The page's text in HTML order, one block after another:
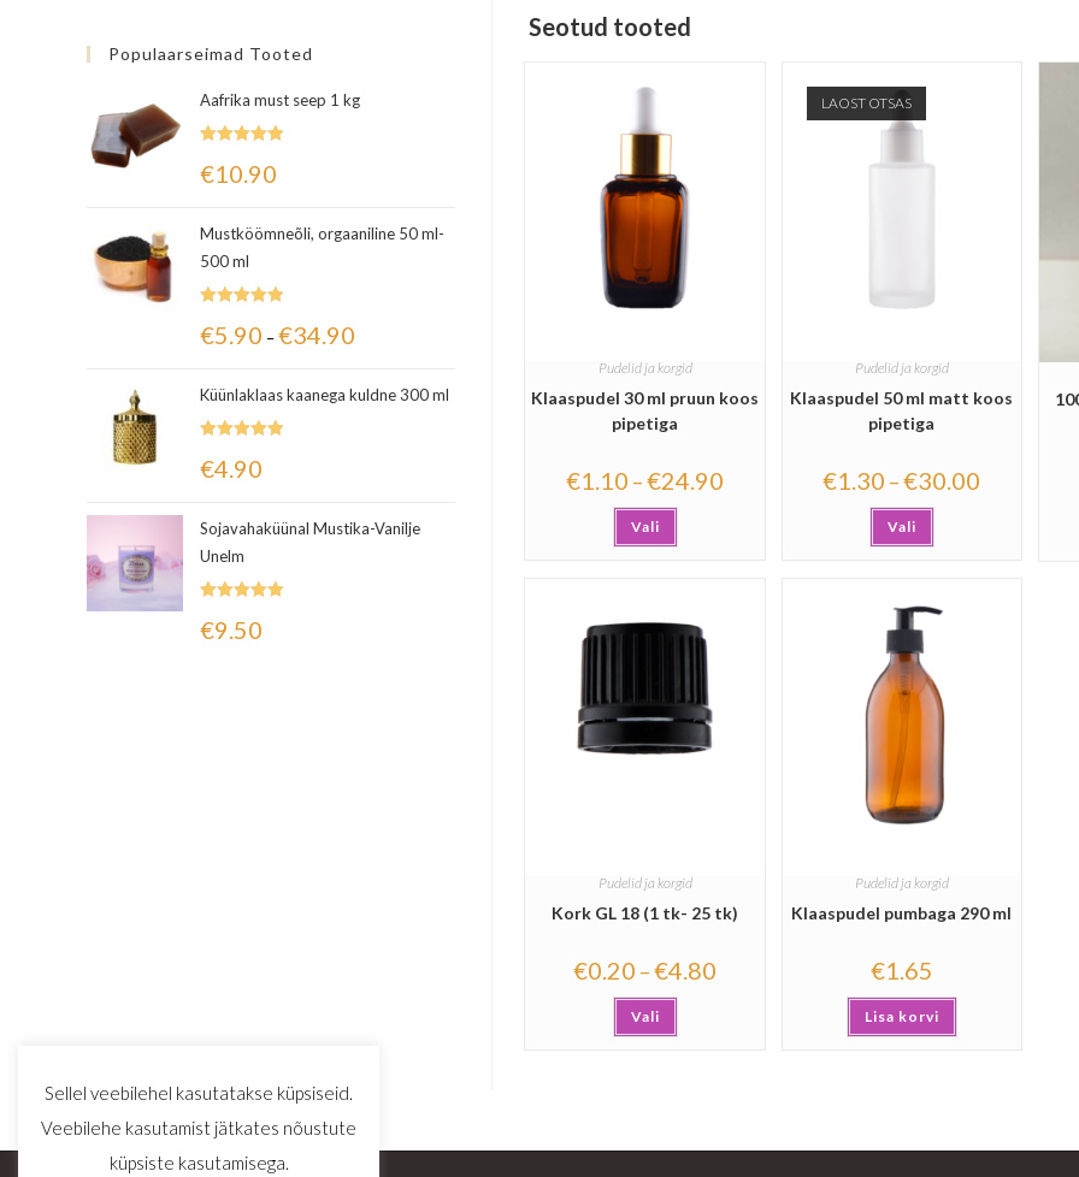
Seotud tooted
Pudelid ja korgid
Klaaspudel 30 ml pruun koos
pipetiga
€1.10 –€24.90
Vali
LAOST OTSAS
Pudelid ja korgid
Klaaspudel 50 ml matt koos
pipetiga
€1.30 –€30.00
Vali
Pudelid ja korgid
Kork GL 18 (1 tk- 25 tk)
€0.20 –€4.80
Vali
Pudelid ja korgid
Klaaspudel pumbaga 290 ml
€1.65
Lisa korvi
Populaarseimad Tooted
Aafrika must seep 1 kg
5.00/ 5
€10.90
Mustköömneõli, orgaaniline 50 ml-
500 ml
5.00 / 5
€5.90 –€34.90
Küünlaklaas kaanega kuldne 300 ml
5.00/ 5
€4.90
Sojavahaküünal Mustika-Vanilje
Unelm
5.00 / 5
€9.50
Sellel veebilehel kasutatakse küpsiseid.
Veebilehe kasutamist jätkates nõustute
küpsiste kasutamisega.